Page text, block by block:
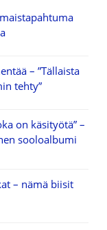
– ”Tällaista
tehty”
on käsityötä” –
sooloalbumi
– nämä biisit